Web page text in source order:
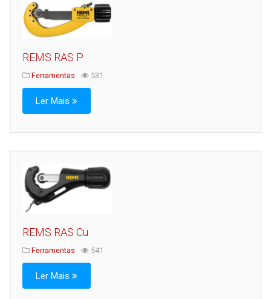
REMS RAS P
Ferramentas 531
Ler Mais
REMS RAS Cu
Ferramentas 541
Ler Mais